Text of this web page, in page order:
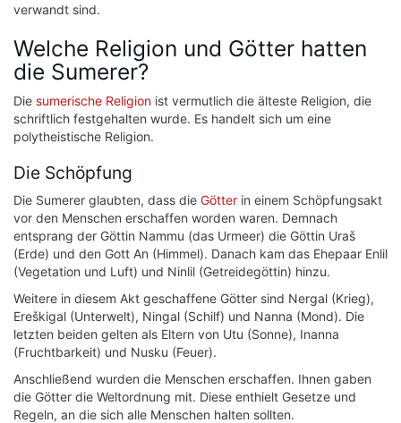
verwandt sind.
Welche Religion und Götter hatten
die Sumerer?
Die sumerische Religion ist vermutlich die älteste Religion, die
schriftlich festgehalten wurde. Es handelt sich um eine
polytheistische Religion.
Die Schöpfung
Die Sumerer glaubten, dass die Götter in einem Schöpfungsakt
vor den Menschen erschaffen worden waren. Demnach
entsprang der Göttin Nammu (das Urmeer) die Göttin Uraš
(Erde) und den Gott An (Himmel). Danach kam das Ehepaar Enlil
(Vegetation und Luft) und Ninlil (Getreidegöttin) hinzu.
Weitere in diesem Akt geschaffene Götter sind Nergal (Krieg),
Ereškigal (Unterwelt), Ningal (Schilf) und Nanna (Mond). Die
letzten beiden gelten als Eltern von Utu (Sonne), Inanna
(Fruchtbarkeit) und Nusku (Feuer).
Anschließend wurden die Menschen erschaffen. Ihnen gaben
die Götter die Weltordnung mit. Diese enthielt Gesetze und
Regeln, an die sich alle Menschen halten sollten.